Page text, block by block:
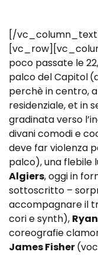
[/
poco passate le
palco del Capitol
perchè in centro,
residenziale, et in
gradinata verso
divani comodi e
deve far violenza
palco), una flebile
Algiers, oggi in
sottoscritto –
accompagnare il
cori e synth),
coreografie
James Fisher